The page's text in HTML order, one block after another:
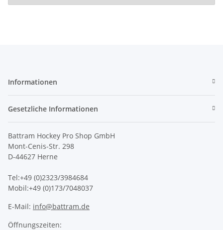
Informationen
Gesetzliche Informationen
Battram Hockey Pro Shop GmbH
Mont-Cenis-Str. 298
D-44627 Herne
Tel:+49 (0)2323/3984684
Mobil:+49 (0)173/7048037
E-Mail: info@battram.de
Öffnungszeiten: